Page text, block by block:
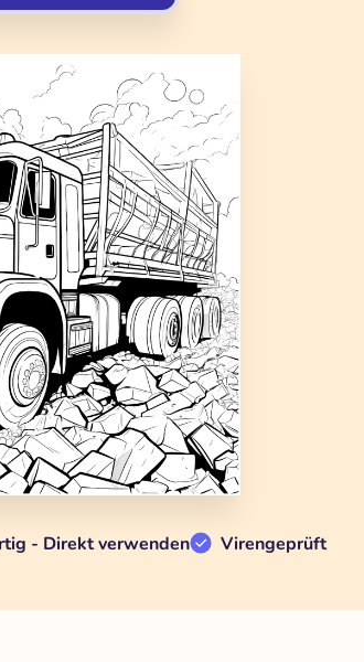
- Direkt verwenden Virengeprüft